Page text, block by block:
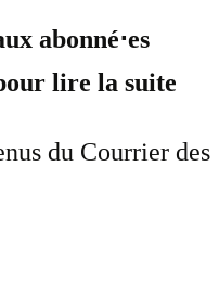
abonné⋅es
lire la suite
du Courrier des